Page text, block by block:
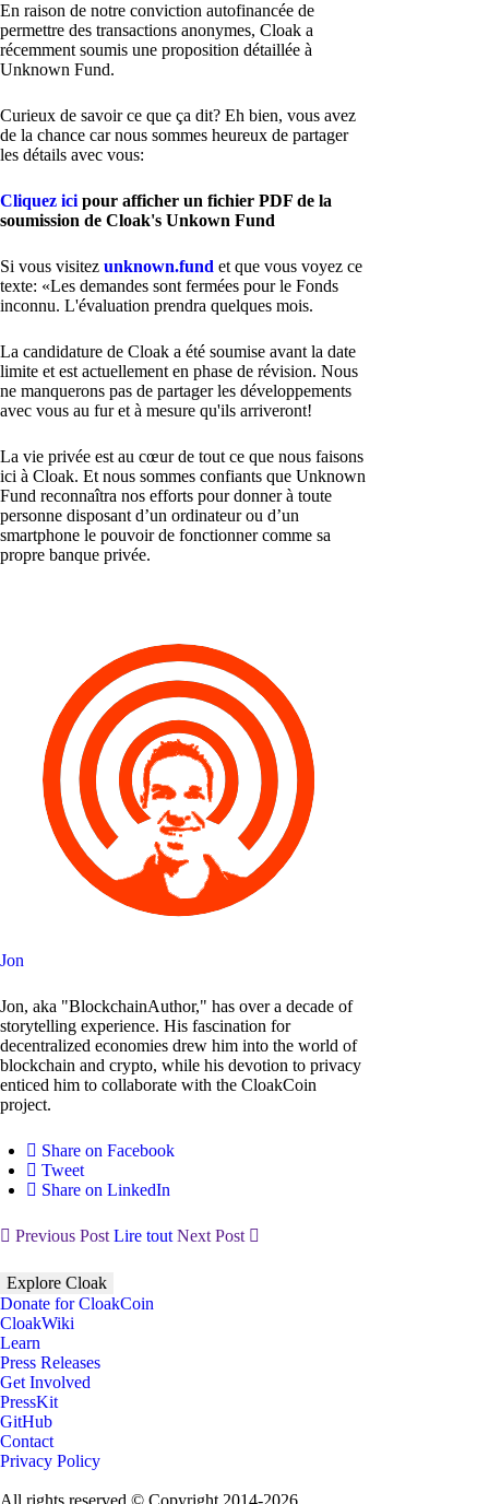
En raison de notre conviction autofinancée de
permettre des transactions anonymes, Cloak a
récemment soumis une proposition détaillée à
Unknown Fund.
Curieux de savoir ce que ça dit? Eh bien, vous avez
de la chance car nous sommes heureux de partager
les détails avec vous:
Cliquez ici pour afficher un fichier PDF de la
soumission de Cloak's Unkown Fund
Si vous visitez unknown.fund et que vous voyez ce
texte: «Les demandes sont fermées pour le Fonds
inconnu. L'évaluation prendra quelques mois.
La candidature de Cloak a été soumise avant la date
limite et est actuellement en phase de révision. Nous
ne manquerons pas de partager les développements
avec vous au fur et à mesure qu'ils arriveront!
La vie privée est au cœur de tout ce que nous faisons
ici à Cloak. Et nous sommes confiants que Unknown
Fund reconnaîtra nos efforts pour donner à toute
personne disposant d’un ordinateur ou d’un
smartphone le pouvoir de fonctionner comme sa
propre banque privée.
Jon
Jon, aka "BlockchainAuthor," has over a decade of
storytelling experience. His fascination for
decentralized economies drew him into the world of
blockchain and crypto, while his devotion to privacy
enticed him to collaborate with the CloakCoin
project.
Share on Facebook
Tweet
Share on LinkedIn
Previous Post Lire tout Next Post
Explore Cloak
Donate for CloakCoin
CloakWiki
Learn
Press Releases
Get Involved
PressKit
GitHub
Contact
Privacy Policy